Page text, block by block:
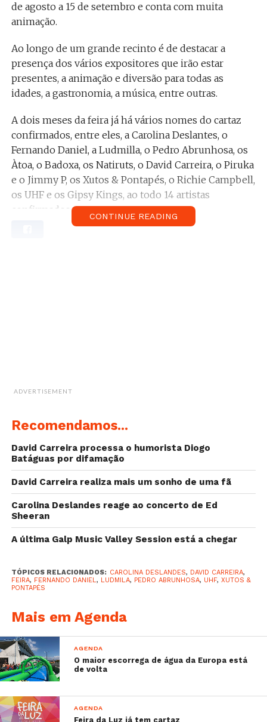
de agosto a 15 de setembro e conta com muita
animação.
Ao longo de um grande recinto é de destacar a
presença dos vários expositores que irão estar
presentes, a animação e diversão para todas as
idades, a gastronomia, a música, entre outras.
A dois meses da feira já há vários nomes do cartaz
confirmados, entre eles, a Carolina Deslantes, o
Fernando Daniel, a Ludmilla, o Pedro Abrunhosa, os
Àtoa, o Badoxa, os Natiruts, o David Carreira, o Piruka
e o Jimmy P, os Xutos & Pontapés, o Richie Campbell,
os UHF e os Gipsy Kings, ao todo 14 artistas
confirmados.
https://feirasaomateus.pt/index.php
CONTINUE READING
ADVERTISEMENT
Recomendamos...
David Carreira processa o humorista Diogo
Batáguas por difamação
David Carreira realiza mais um sonho de uma fã
Carolina Deslandes reage ao concerto de Ed
Sheeran
A última Galp Music Valley Session está a chegar
TÓPICOS RELACIONADOS: CAROLINA DESLANDES, DAVID CARREIRA,
FEIRA, FERNANDO DANIEL, LUDMILA, PEDRO ABRUNHOSA, UHF, XUTOS &
PONTAPÉS
Mais em Agenda
AGENDA
O maior escorrega de água da Europa está
de volta
AGENDA
Feira da Luz já tem cartaz